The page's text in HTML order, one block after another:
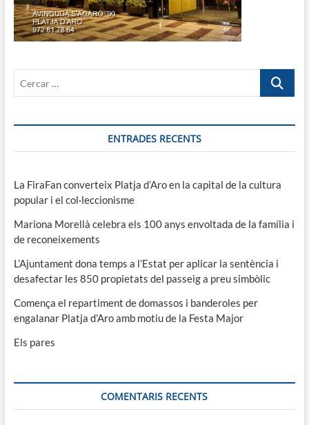
Cercar
ENTRADES RECENTS
La FiraFan converteix Platja d’Aro en la capital de la cultura
popular i el col·leccionisme
Mariona Morellà celebra els 100 anys envoltada de la família i
de reconeixements
L’Ajuntament dona temps a l’Estat per aplicar la sentència i
desafectar les 850 propietats del passeig a preu simbòlic
Comença el repartiment de domassos i banderoles per
engalanar Platja d’Aro amb motiu de la Festa Major
Els pares
COMENTARIS RECENTS